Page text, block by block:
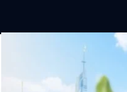
ครบรอบ 6 ปี สำนักข่าว
TRANSITION ถกแนวท